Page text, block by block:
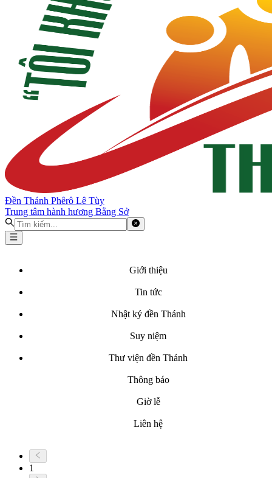
Đền Thánh Phêrô Lê Tùy
Trung tâm hành hương Bằng Sở
Giới thiệu
Tin tức
Nhật ký đền Thánh
Suy niệm
Thư viện đền Thánh
Thông báo
Giờ lễ
Liên hệ
1